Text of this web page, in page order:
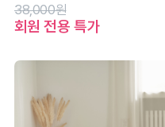
38,000원
회원 전용 특가